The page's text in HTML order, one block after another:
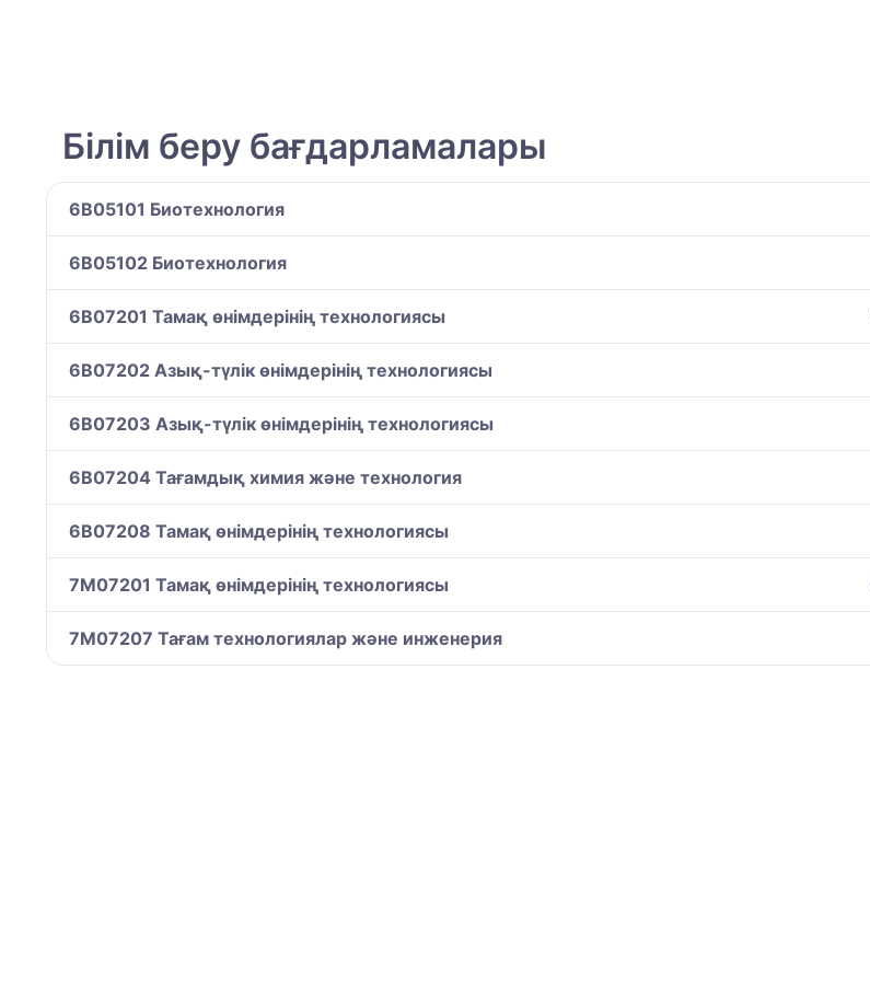
Білім беру бағдарламалары
6B05101 Биотехнология
6B05102 Биотехнология
6B07201 Тамақ өнімдерінің технологиясы
6B07202 Азық-түлік өнімдерінің технологиясы
6B07203 Азық-түлік өнімдерінің технологиясы
6B07204 Тағамдық химия және технология
6B07208 Тамақ өнімдерінің технологиясы
7M07201 Тамақ өнімдерінің технологиясы
7M07207 Тағам технологиялар және инженерия